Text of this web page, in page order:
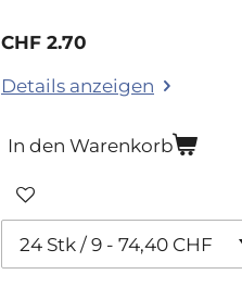
CHF 2.70
Details anzeigen
In den Warenkorb